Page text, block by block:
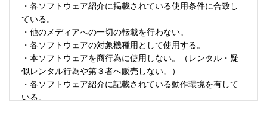
・各ソフトウェア紹介に掲載されている使用条件に合致し
ている。
・他のメディアへの一切の転載を行わない。
・各ソフトウェアの対象機種用として使用する。
・本ソフトウェアを商行為に使用しない。（レンタル・疑
似レンタル行為や第３者へ販売しない。）
・各ソフトウェア紹介に記載されている動作環境を有して
いる。